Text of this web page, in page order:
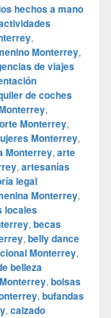
hechos a mano
,
Monterrey,
de viajes
de coches
,
Monterrey,
Monterrey,
Monterrey, arte
, artesanías
legal
Monterrey,
locales
, becas
, belly dance
Monterrey,
belleza
, bolsas
, bufandas
, calzado